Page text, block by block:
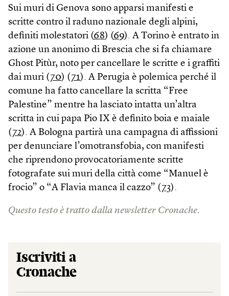
Sui muri di Genova sono apparsi manifesti e
scritte contro il raduno nazionale degli alpini,
definiti molestatori (68) (69). A Torino è entrato in
azione un anonimo di Brescia che si fa chiamare
Ghost Pitùr, noto per cancellare le scritte e i graffiti
dai muri ( 70) ( 71). A Perugia è polemica perché il
comune ha fatto cancellare la scritta “Free
Palestine” mentre ha lasciato intatta un’altra
scritta in cui papa Pio IX è definito boia e maiale
( 72). A Bologna partirà una campagna di affissioni
per denunciare l’omotransfobia, con manifesti
che riprendono provocatoriamente scritte
fotografate sui muri della città come “Manuel è
frocio” o “A Flavia manca il cazzo” ( 73).
Questo testo è tratto dalla newsletter Cronache.
Iscriviti a
Cronache